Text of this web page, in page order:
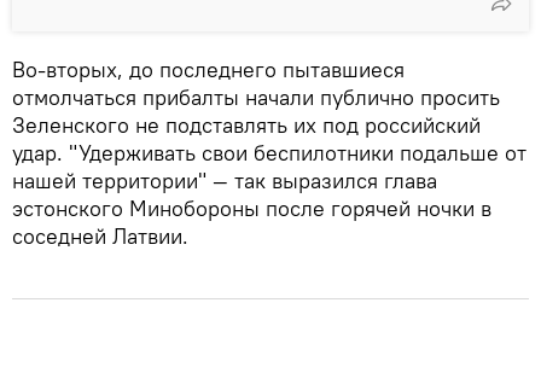
Во-вторых, до последнего пытавшиеся
отмолчаться прибалты начали публично просить
Зеленского не подставлять их под российский
удар. "Удерживать свои беспилотники подальше от
нашей территории" — так выразился глава
эстонского Минобороны после горячей ночки в
соседней Латвии.